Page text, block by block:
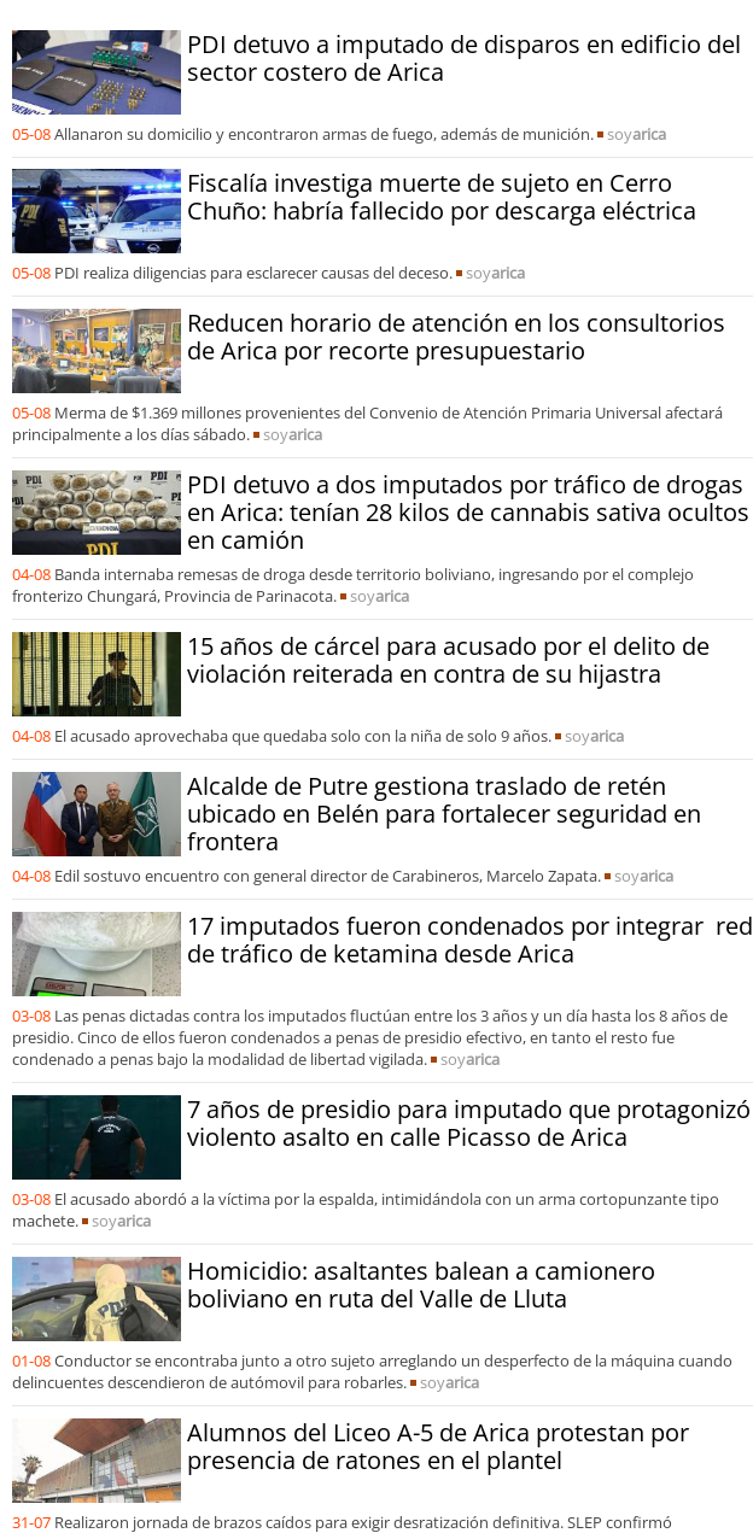
PDI detuvo a imputado de disparos en edificio del
sector costero de Arica
05-08Allanaron su domicilio y encontraron armas de fuego, además de munición. soyarica
Fiscalía investiga muerte de sujeto en Cerro
Chuño: habría fallecido por descarga eléctrica
05-08 PDI realiza diligencias para esclarecer causas del deceso. soyarica
Reducen horario de atención en los consultorios
de Arica por recorte presupuestario
05-08 Merma de $1.369 millones provenientes del Convenio de Atención Primaria Universal afectará
principalmente a los días sábado.
soyarica
PDI detuvo a dos imputados por tráfico de drogas
en Arica: tenían 28 kilos de cannabis sativa ocultos
en camión
04-08 Banda internaba remesas de droga desde territorio boliviano, ingresando por el complejo
fronterizo Chungará, Provincia de Parinacota.
soyarica
15 años de cárcel para acusado por el delito de
violación reiterada en contra de su hijastra
04-08 El acusado aprovechaba que quedaba solo con la niña de solo 9 años. soyarica
Alcalde de Putre gestiona traslado de retén
ubicado en Belén para fortalecer seguridad en
frontera
04-08 Edil sostuvo encuentro con general director de Carabineros, Marcelo Zapata. soyarica
17 imputados fueron condenados por integrar red
de tráfico de ketamina desde Arica
03-08 Las penas dictadas contra los imputados fluctúan entre los 3 años y un día hasta los 8 años de
presidio. Cinco de ellos fueron condenados a penas de presidio efectivo, en tanto el resto fue
condenado a penas bajo la modalidad de libertad vigilada.
soyarica
7 años de presidio para imputado que protagonizó
violento asalto en calle Picasso de Arica
03-08 El acusado abordó a la víctima por la espalda, intimidándola con un arma cortopunzante tipo
machete.
soyarica
Homicidio: asaltantes balean a camionero
boliviano en ruta del Valle de Lluta
01-08Conductor se encontraba junto a otro sujeto arreglando un desperfecto de la máquina cuando
delincuentes descendieron de autómovil para robarles.
soyarica
Alumnos del Liceo A-5 de Arica protestan por
presencia de ratones en el plantel
31-07 Realizaron jornada de brazos caídos para exigir desratización definitiva. SLEP confirmó